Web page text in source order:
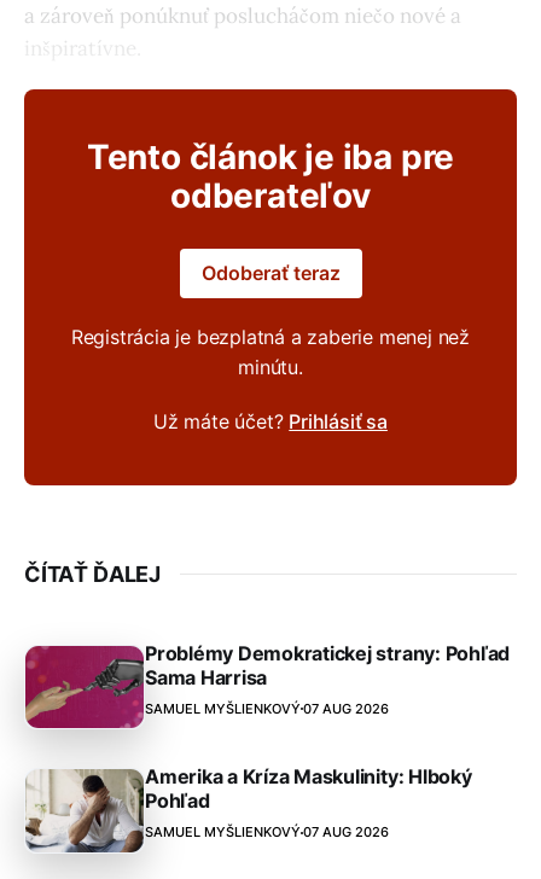
a zároveň ponúknuť poslucháčom niečo nové a
inšpiratívne.
Tento článok je iba pre
odberateľov
Odoberať teraz
Registrácia je bezplatná a zaberie menej než
minútu.
Už máte účet? Prihlásiť sa
ČÍTAŤ ĎALEJ
Problémy Demokratickej strany: Pohľad
Sama Harrisa
SAMUEL MYŠLIENKOVÝ 07 AUG 2026
Amerika a Kríza Maskulinity: Hlboký
Pohľad
SAMUEL MYŠLIENKOVÝ 07 AUG 2026